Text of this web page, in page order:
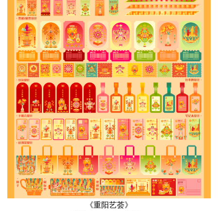
《重阳艺荟》